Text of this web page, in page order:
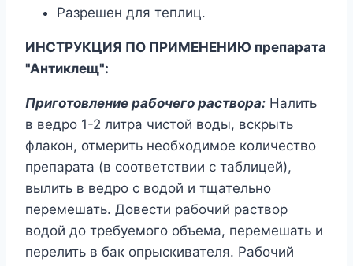
Разрешен для теплиц.
ИНСТРУКЦИЯ ПО ПРИМЕНЕНИЮ препарата
"Антиклещ":
Приготовление рабочего раствора: Налить
в ведро 1-2 литра чистой воды, вскрыть
флакон, отмерить необходимое количество
препарата (в соответствии с таблицей),
вылить в ведро с водой и тщательно
перемешать. Довести рабочий раствор
водой до требуемого объема, перемешать и
перелить в бак опрыскивателя. Рабочий